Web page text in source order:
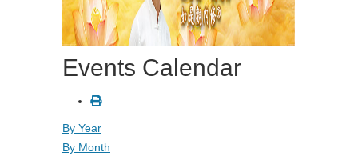
Events Calendar
By Year
By Month